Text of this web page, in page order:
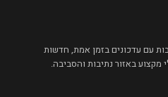
עם עדכונים בזמן אמת, חדשות
מקצוע באזור נתיבות והסביבה.